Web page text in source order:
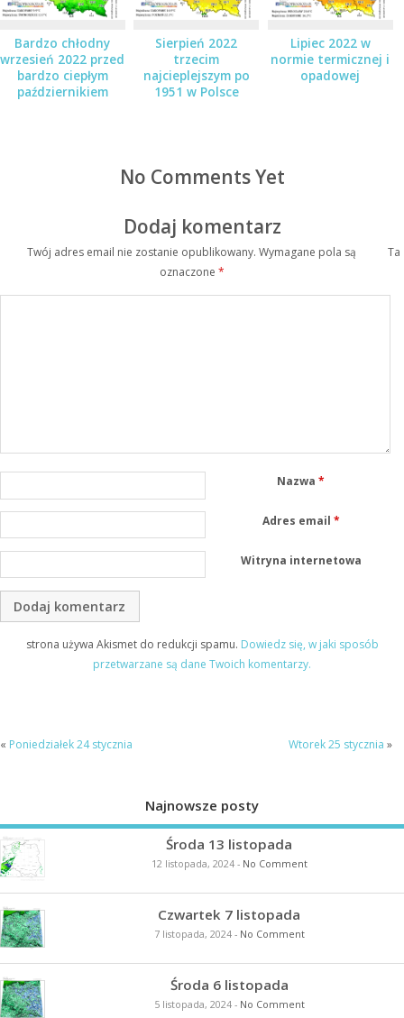
Bardzo chłodny
wrzesień 2022 przed
bardzo ciepłym
październikiem
Sierpień 2022
trzecim
najcieplejszym po
1951 w Polsce
Lipiec 2022 w
normie termicznej i
opadowej
No Comments Yet
Dodaj komentarz
Twój adres email nie zostanie opublikowany. Wymagane pola są
oznaczone *
Nazwa*
Adres email *
Witryna internetowa
Ta
strona używa Akismet do redukcji spamu. Dowiedz się, w jaki sposób
przetwarzane są dane Twoich komentarzy.
« Poniedziałek 24 stycznia Wtorek 25 stycznia »
Najnowsze posty
Środa 13 listopada
12 listopada, 2024- No Comment
Czwartek 7 listopada
7 listopada, 2024- No Comment
Środa 6 listopada
5 listopada, 2024- No Comment